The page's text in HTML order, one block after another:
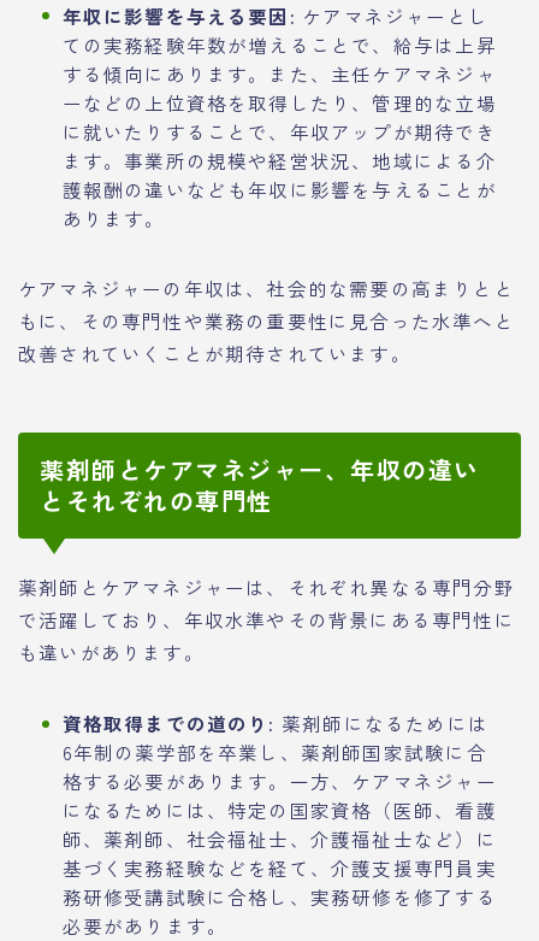
年収に影響を与える要因: ケアマネジャーとし
ての実務経験年数が増えることで、給与は上昇
する傾向にあります。また、主任ケアマネジャ
ーなどの上位資格を取得したり、管理的な立場
に就いたりすることで、年収アップが期待でき
ます。事業所の規模や経営状況、地域による介
護報酬の違いなども年収に影響を与えることが
あります。
ケアマネジャーの年収は、社会的な需要の高まりとと
もに、その専門性や業務の重要性に見合った水準へと
改善されていくことが期待されています。
薬剤師とケアマネジャー、年収の違い
とそれぞれの専門性
薬剤師とケアマネジャーは、それぞれ異なる専門分野
で活躍しており、年収水準やその背景にある専門性に
も違いがあります。
資格取得までの道のり: 薬剤師になるためには
6年制の薬学部を卒業し、薬剤師国家試験に合
格する必要があります。一方、ケアマネジャー
になるためには、特定の国家資格（医師、看護
師、薬剤師、社会福祉士、介護福祉士など）に
基づく実務経験などを経て、介護支援専門員実
務研修受講試験に合格し、実務研修を修了する
必要があります。